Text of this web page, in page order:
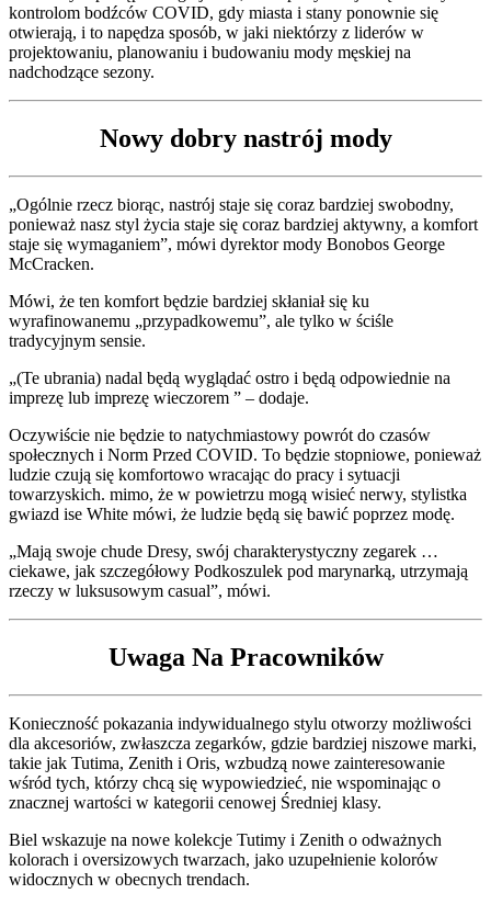
kontrolom bodźców COVID, gdy miasta i stany ponownie się
otwierają, i to napędza sposób, w jaki niektórzy z liderów w
projektowaniu, planowaniu i budowaniu mody męskiej na
nadchodzące sezony.
Nowy dobry nastrój mody
„Ogólnie rzecz biorąc, nastrój staje się coraz bardziej swobodny,
ponieważ nasz styl życia staje się coraz bardziej aktywny, a komfort
staje się wymaganiem”, mówi dyrektor mody Bonobos George
McCracken.
Mówi, że ten komfort będzie bardziej skłaniał się ku
wyrafinowanemu „przypadkowemu”, ale tylko w ściśle
tradycyjnym sensie.
„(Te ubrania) nadal będą wyglądać ostro i będą odpowiednie na
imprezę lub imprezę wieczorem ” – dodaje.
Oczywiście nie będzie to natychmiastowy powrót do czasów
społecznych i Norm Przed COVID. To będzie stopniowe, ponieważ
ludzie czują się komfortowo wracając do pracy i sytuacji
towarzyskich. mimo, że w powietrzu mogą wisieć nerwy, stylistka
gwiazd ise White mówi, że ludzie będą się bawić poprzez modę.
„Mają swoje chude Dresy, swój charakterystyczny zegarek …
ciekawe, jak szczegółowy Podkoszulek pod marynarką, utrzymają
rzeczy w luksusowym casual”, mówi.
Uwaga Na Pracowników
Konieczność pokazania indywidualnego stylu otworzy możliwości
dla akcesoriów, zwłaszcza zegarków, gdzie bardziej niszowe marki,
takie jak Tutima, Zenith i Oris, wzbudzą nowe zainteresowanie
wśród tych, którzy chcą się wypowiedzieć, nie wspominając o
znacznej wartości w kategorii cenowej Średniej klasy.
Biel wskazuje na nowe kolekcje Tutimy i Zenith o odważnych
kolorach i oversizowych twarzach, jako uzupełnienie kolorów
widocznych w obecnych trendach.